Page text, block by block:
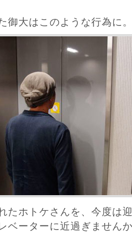
御大はこのような行為に
たホトケさんを、今度は
ベーターに近過ぎません